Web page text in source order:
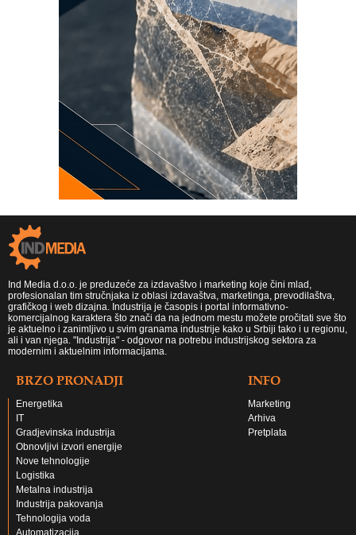
Ind Media d.o.o. je preduzeće za izdavaštvo i marketing koje čini mlad,
profesionalan tim stručnjaka iz oblasi izdavaštva, marketinga, prevodilaštva,
grafičkog i web dizajna. Industrija je časopis i portal informativno-
komercijalnog karaktera što znači da na jednom mestu možete pročitati sve što
je aktuelno i zanimljivo u svim granama industrije kako u Srbiji tako i u regionu,
ali i van njega. "Industrija" - odgovor na potrebu industrijskog sektora za
modernim i aktuelnim informacijama.
BRZO PRONADJI
Energetika
IT
Gradjevinska industrija
Obnovljivi izvori energije
Nove tehnologije
Logistika
Metalna industrija
Industrija pakovanja
Tehnologija voda
INFO
Marketing
Arhiva
Pretplata